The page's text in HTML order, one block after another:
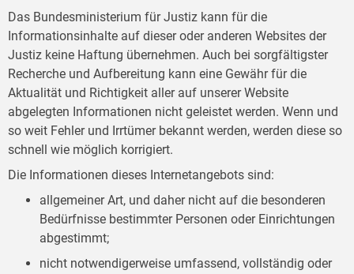
Das Bundesministerium für Justiz kann für die
Informationsinhalte auf dieser oder anderen Websites der
Justiz keine Haftung übernehmen. Auch bei sorgfältigster
Recherche und Aufbereitung kann eine Gewähr für die
Aktualität und Richtigkeit aller auf unserer Website
abgelegten Informationen nicht geleistet werden. Wenn und
so weit Fehler und Irrtümer bekannt werden, werden diese so
schnell wie möglich korrigiert.
Die Informationen dieses Internetangebots sind:
allgemeiner Art, und daher nicht auf die besonderen
Bedürfnisse bestimmter Personen oder Einrichtungen
abgestimmt;
nicht notwendigerweise umfassend, vollständig oder